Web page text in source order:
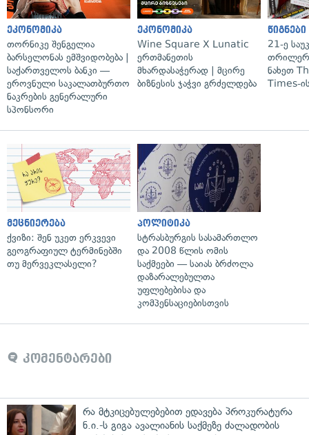
ეკონომიკა
თორნიკე შენგელია
ბარსელონას ემშვიდობება |
საქართველოს ბანკი —
ეროვნული საკალათბურთო
ნაკრების გენერალური
სპონსორი
ეკონომიკა
Wine Square X Lunatic
ერთმანეთის
მხარდასაჭერად | მცირე
ბიზნესის ჯაჭვი გრძელდება
წიგნები
21-ე
ნახეთ
Times-
მეცნიერება
ქვიზი: შენ უკეთ ერკვევი
გეოგრაფიულ ტერმინებში
თუ მერვეკლასელი?
პოლიტიკა
სტრასბურგის სასამართლო
და 2008 წლის ომის
საქმეები — საიას ბრძოლა
დაზარალებულთა
უფლებებისა და
კომპენსაციებისთვის
კომენტარები
რა მტკიცებულებებით ედავება პროკურატურა
ნ.ი.-ს გიგა ავალიანის საქმეზე ძალადობის